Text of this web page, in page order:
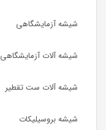
شیشه آزمایشگاهی
شیشه آلات آزمایشگاهی
شیشه آلات ست تقطیر
شیشه بروسیلیکات